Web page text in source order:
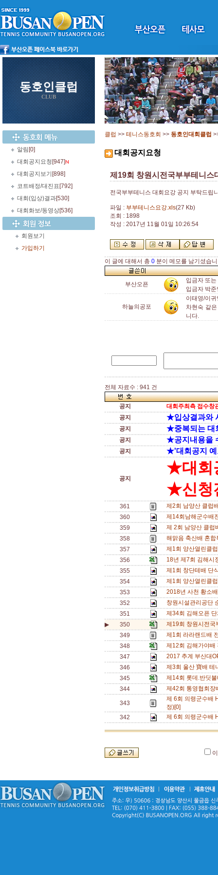
동호인클럽
CLUB
알림 [0]
대회공지요청 [947]
대회공지보기 [898]
코트배정/대진표 [792]
대회(입상)결과[530]
대회화보/동영상[536]
회원보기
가입하기
클럽 >> 테니스동호회 >> 동호인대회클럽
대회공지요청
제19회 창원시전국부부테니스
전국부부테니스 대회요강 공지 부탁드립
파일 : 부부테니스요강.xls(27 Kb)
조회 : 1898
작성 : 2017년 11월 01일 10:26:54
이 글에 대해서 총 0 분이 메모를 남기셨습
부산오픈
입금자 또
입금자 박
하늘의공포
이태영/이
차현숙 같
니다.
전체 자료수 : 941 건
공지
대회주최측 접수창
공지
★입상결과와
공지 ★중복되는 대
공지 ★공지내용을
공지 ★'대회공지 예
공지
★대회
★신청
361
제2회 남양산 클럽
360
제14회남해군수배
359
제 2회 남양산 클
358
해맑음 축산배 혼
357
제1회 양산열린클
356
18년 제7회 김해시
355
제1회 창단테배 단
354
제1회 양산열린클
353
2018년 사천 황소
352
창원시설관리공단
351
제34회 김해오픈
▶
350
제19회 창원시전국
349
제1회 라라랜드배
348
제12회 김해가야
347
2017 추계 부산대
346
제3회 울산 寶배
345
제14회 롯데.반딧
344
제42회 통영협회
343
제 6회 의령군수배
정)[0]
342
제 6회 의령군수배